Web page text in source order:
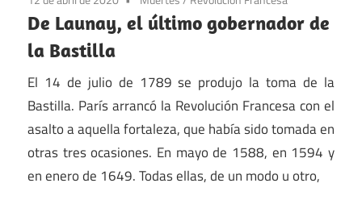
De Launay, el último gobernador de
la Bastilla
El 14 de julio de 1789 se produjo la toma de la
Bastilla. París arrancó la Revolución Francesa con el
asalto a aquella fortaleza, que había sido tomada en
otras tres ocasiones. En mayo de 1588, en 1594 y
en enero de 1649. Todas ellas, de un modo u otro,